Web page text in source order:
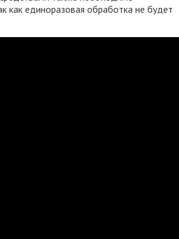
как единоразовая обработка не будет